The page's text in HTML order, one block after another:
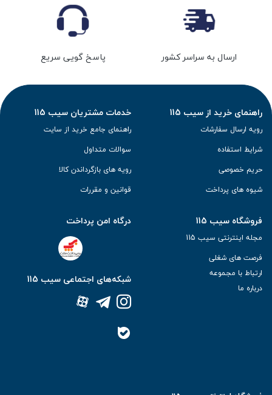
ارسال به سراسر کشور پاسخ گویی سریع
راهنمای خرید از سیب 115
رویه ارسال سفارشات
شرایط استفاده
حریم خصوصی
شیوه های پرداخت
خدمات مشتریان سیب 115
راهنمای جامع خرید از سایت
سوالات متداول
رویه های بازگرداندن کالا
قوانین و مقررات
فروشگاه سیب 115
مجله اینترنتی سیب 115
فرصت های شغلی
ارتباط با مجموعه
درباره ما
درگاه امن پرداخت
شبکه‌های اجتماعی سیب 115